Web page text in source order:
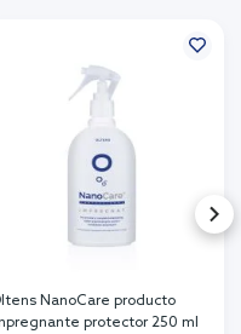
NanoCare producto
protector 250 ml